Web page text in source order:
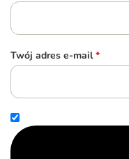
Twój adres e-mail *